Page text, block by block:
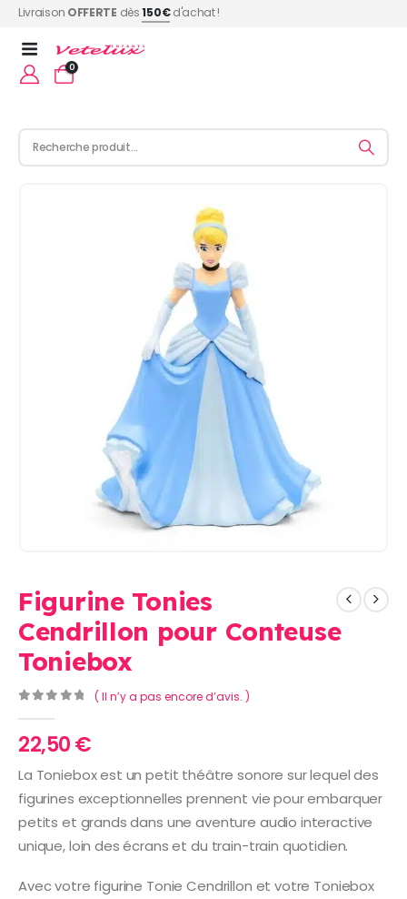
Livraison OFFERTE dès150€d'achat !
0
Figurine Tonies
Cendrillon pour Conteuse
Toniebox
( Il n’y a pas encore d’avis. )
22,50€
La Toniebox est un petit théâtre sonore sur lequel des
figurines exceptionnelles prennent vie pour embarquer
petits et grands dans une aventure audio interactive
unique, loin des écrans et du train-train quotidien.
Avec votre figurine Tonie Cendrillon et votre Toniebox